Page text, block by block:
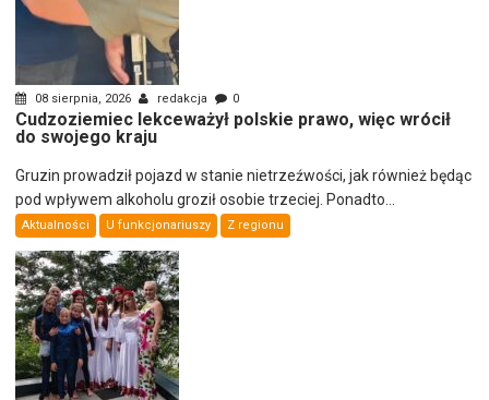
08 sierpnia, 2026 redakcja 0
Cudzoziemiec lekceważył polskie prawo, więc wrócił
do swojego kraju
Gruzin prowadził pojazd w stanie nietrzeźwości, jak również będąc
pod wpływem alkoholu groził osobie trzeciej. Ponadto...
Aktualności U funkcjonariuszy Z regionu